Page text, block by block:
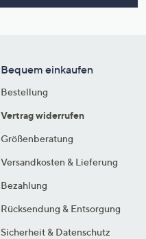
Bequem einkaufen
Bestellung
Vertrag widerrufen
Größenberatung
Versandkosten & Lieferung
Bezahlung
Rücksendung & Entsorgung
Sicherheit & Datenschutz